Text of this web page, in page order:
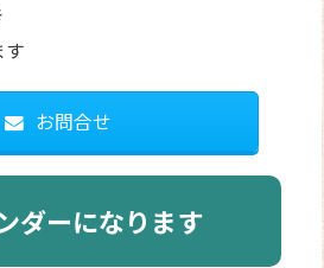
す
お問合せ
ダーになります